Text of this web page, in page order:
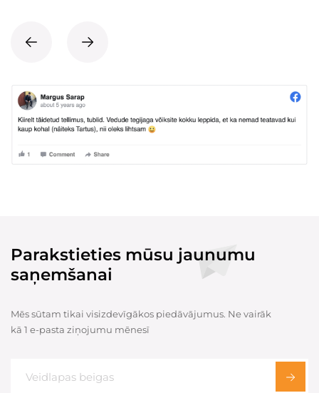
Parakstieties mūsu jaunumu
saņemšanai
Mēs sūtam tikai visizdevīgākos piedāvājumus. Ne vairāk
kā 1 e-pasta ziņojumu mēnesī